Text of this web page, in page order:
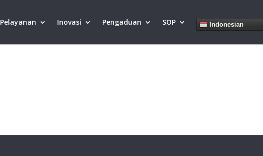
Pelayanan Inovasi Pengaduan SOP Indonesian